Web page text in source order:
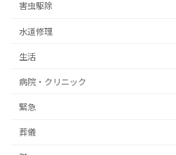
害虫駆除
水道修理
生活
病院・クリニック
緊急
葬儀